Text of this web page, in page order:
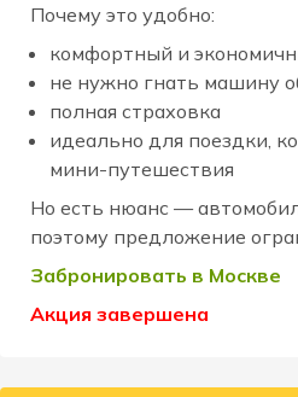
Почему это удобно:
комфортный и
не нужно гнать машину
полная страховка
идеально для поездки,
мини-путешествия
Но есть нюанс —
поэтому предложение
Забронировать в Москве
Акция завершена